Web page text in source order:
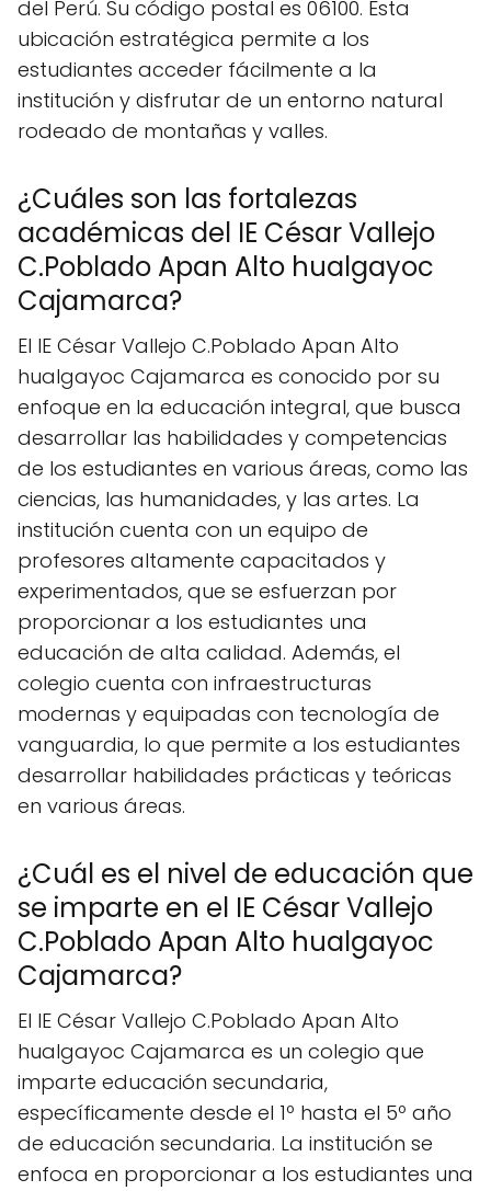
del Perú. Su código postal es 06100. Esta
ubicación estratégica permite a los
estudiantes acceder fácilmente a la
institución y disfrutar de un entorno natural
rodeado de montañas y valles.
¿Cuáles son las fortalezas
académicas del IE César Vallejo
C.Poblado Apan Alto hualgayoc
Cajamarca?
El IE César Vallejo C.Poblado Apan Alto
hualgayoc Cajamarca es conocido por su
enfoque en la educación integral, que busca
desarrollar las habilidades y competencias
de los estudiantes en various áreas, como las
ciencias, las humanidades, y las artes. La
institución cuenta con un equipo de
profesores altamente capacitados y
experimentados, que se esfuerzan por
proporcionar a los estudiantes una
educación de alta calidad. Además, el
colegio cuenta con infraestructuras
modernas y equipadas con tecnología de
vanguardia, lo que permite a los estudiantes
desarrollar habilidades prácticas y teóricas
en various áreas.
¿Cuál es el nivel de educación que
se imparte en el IE César Vallejo
C.Poblado Apan Alto hualgayoc
Cajamarca?
El IE César Vallejo C.Poblado Apan Alto
hualgayoc Cajamarca es un colegio que
imparte educación secundaria,
específicamente desde el 1º hasta el 5º año
de educación secundaria. La institución se
enfoca en proporcionar a los estudiantes una